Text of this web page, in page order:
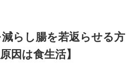
らし腸を若返らせる方
因は食生活】